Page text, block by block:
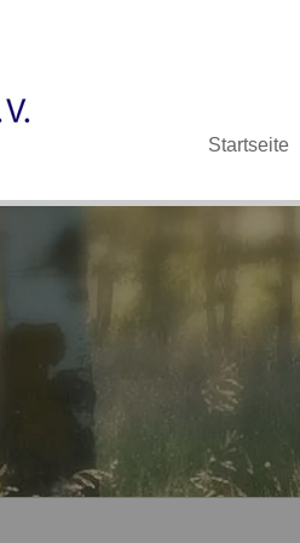
Navigation
überspringen
Startseite